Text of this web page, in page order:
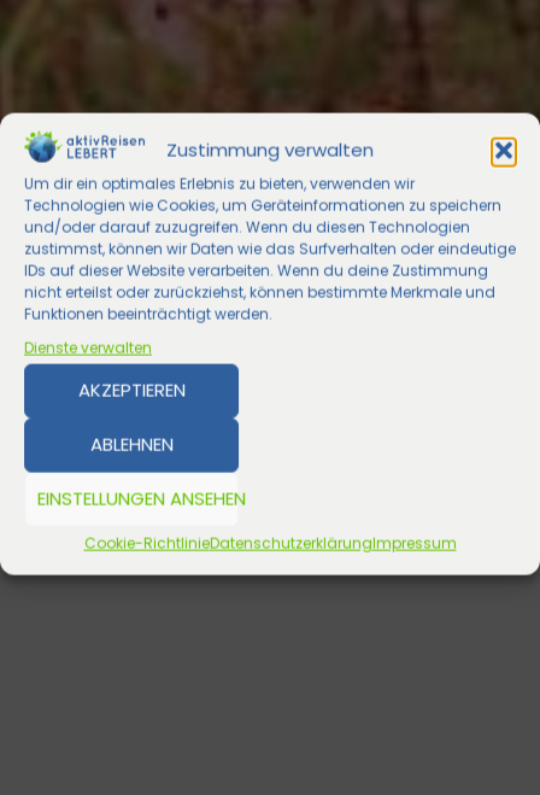
Zustimmung verwalten
Um dir ein optimales Erlebnis zu bieten, verwenden wir
Technologien wie Cookies, um Geräteinformationen zu speichern
und/oder darauf zuzugreifen. Wenn du diesen Technologien
zustimmst, können wir Daten wie das Surfverhalten oder eindeutige
IDs auf dieser Website verarbeiten. Wenn du deine Zustimmung
nicht erteilst oder zurückziehst, können bestimmte Merkmale und
Funktionen beeinträchtigt werden.
Dienste verwalten
AKZEPTIEREN
ABLEHNEN
EINSTELLUNGEN ANSEHEN
Cookie-RichtlinieDatenschutzerklärungImpressum